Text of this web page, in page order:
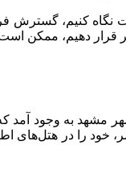
نگاه کنیم،
قرار دهیم، ممکن
مشهد به وجود
امر، خود را در